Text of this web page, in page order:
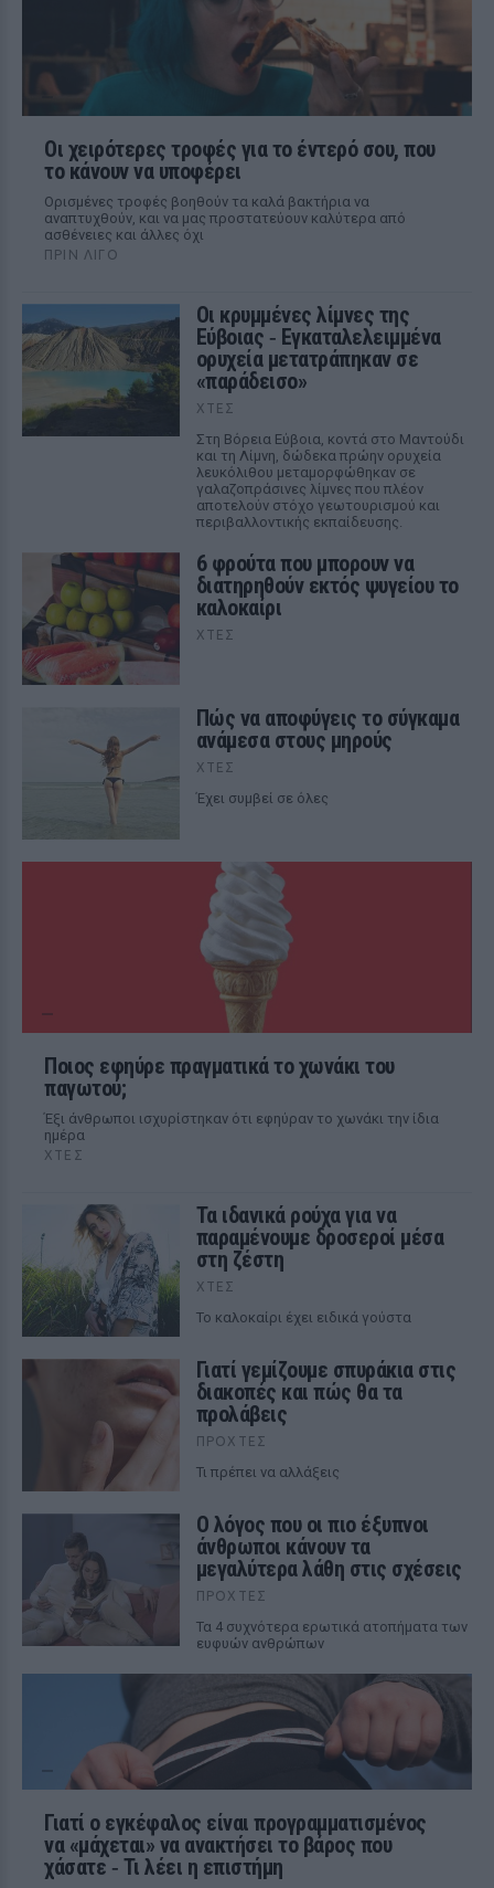
Οι χειρότερες τροφές για το έντερό σου, που
το κάνουν να υποφέρει
Ορισμένες τροφές βοηθούν τα καλά βακτήρια να
αναπτυχθούν, και να μας προστατεύουν καλύτερα από
ασθένειες και άλλες όχι
ΠΡΙΝ ΛΊΓΟ
Οι κρυμμένες λίμνες της
Εύβοιας ‑ Εγκαταλελειμμένα
ορυχεία μετατράπηκαν σε
«παράδεισο»
ΧΤΕΣ
Στη Βόρεια Εύβοια, κοντά στο Μαντούδι
και τη Λίμνη, δώδεκα πρώην ορυχεία
λευκόλιθου μεταμορφώθηκαν σε
γαλαζοπράσινες λίμνες που πλέον
αποτελούν στόχο γεωτουρισμού και
περιβαλλοντικής εκπαίδευσης.
6 φρούτα που μπορουν να
διατηρηθούν εκτός ψυγείου το
καλοκαίρι
ΧΤΕΣ
Πώς να αποφύγεις το σύγκαμα
ανάμεσα στους μηρούς
ΧΤΕΣ
Έχει συμβεί σε όλες
Ποιος εφηύρε πραγματικά το χωνάκι του
παγωτού;
Έξι άνθρωποι ισχυρίστηκαν ότι εφηύραν το χωνάκι την ίδια
ημέρα
ΧΤΕΣ
Τα ιδανικά ρούχα για να
παραμένουμε δροσεροί μέσα
στη ζέστη
ΧΤΕΣ
To καλοκαίρι έχει ειδικά γούστα
Γιατί γεμίζουμε σπυράκια στις
διακοπές και πώς θα τα
προλάβεις
ΠΡΟΧΤΈΣ
Τι πρέπει να αλλάξεις
Ο λόγος που οι πιο έξυπνοι
άνθρωποι κάνουν τα
μεγαλύτερα λάθη στις σχέσεις
ΠΡΟΧΤΈΣ
Τα 4 συχνότερα ερωτικά ατοπήματα των
ευφυών ανθρώπων
Γιατί ο εγκέφαλος είναι προγραμματισμένος
να «μάχεται» να ανακτήσει το βάρος που
χάσατε ‑ Τι λέει η επιστήμη